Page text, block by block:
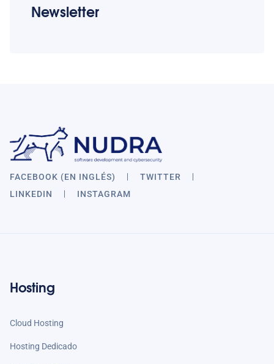
Newsletter
FACEBOOK (EN INGLÉS)
TWITTER
LINKEDIN
INSTAGRAM
Hosting
Cloud Hosting
Hosting Dedicado